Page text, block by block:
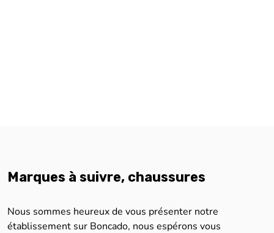
Marques à suivre, chaussures
Nous sommes heureux de vous présenter notre
établissement sur Boncado, nous espérons vous